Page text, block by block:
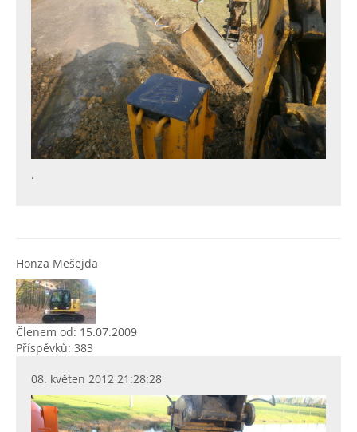
.
Honza Mešejda
Členem od: 15.07.2009
Příspěvků: 383
08. květen 2012 21:28:28